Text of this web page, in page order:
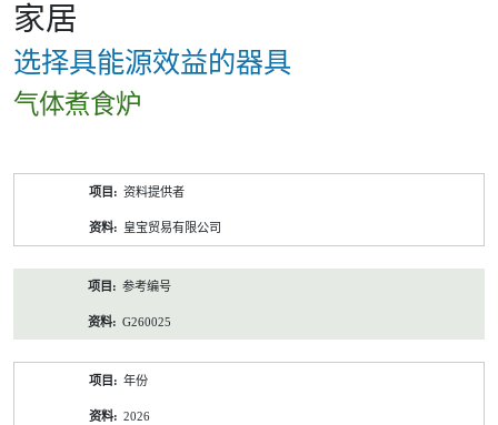
家居
选择具能源效益的器具
气体煮食炉
资料提供者
皇宝贸易有限公司
参考编号
G260025
年份
2026